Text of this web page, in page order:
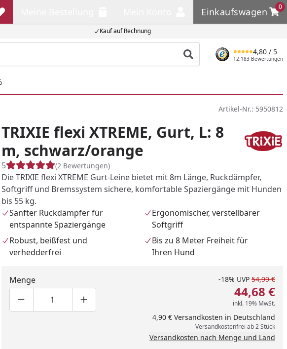
Kauf auf Rechnung
Einkaufswagen
0
Einkaufswagen
Produkt suchen
4,80 / 5
12.183 Bewertungen
Artikel-Nr.: 5950812
hinzufügen
TRIXIE flexi XTREME, Gurt, L: 8
m, schwarz/orange
5 (2 Bewertungen)
Die TRIXIE flexi XTREME Gurt-Leine bietet mit 8m Länge, Ruckdämpfer,
Softgriff und Bremssystem sichere, komfortable Spaziergänge mit Hunden
bis 55 kg.
Sanfter Ruckdämpfer für
entspannte Spaziergänge
Ergonomischer, verstellbarer
Softgriff
Robust, beißfest und
verhedderfrei
Bis zu 8 Meter Freiheit für
Ihren Hund
Menge
Produktmenge um eins verringern
Produktmenge manuell eingeben
Produktmenge um eins erhöhen
-18% UVP 54,99 €
44,68 €
inkl. 19% MwSt.
4,90 € Versandkosten in Deutschland
Versandkostenfrei ab 2 Stück
Versandkosten nach Menge und Land